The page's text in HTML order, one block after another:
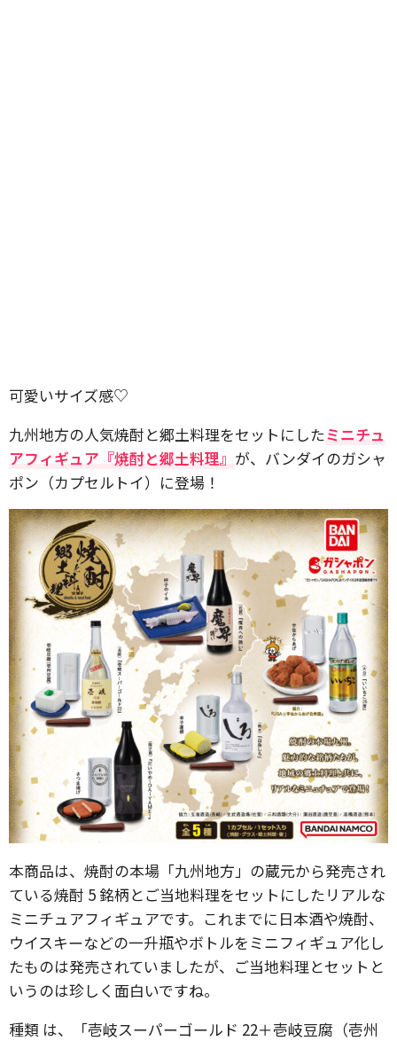
可愛いサイズ感♡
九州地方の人気焼酎と郷土料理をセットにしたミニチュ
アフィギュア『焼酎と郷土料理』 が、バンダイのガシャ
ポン（カプセルトイ）に登場！
本商品は、焼酎の本場「九州地方」の蔵元から発売され
ている焼酎 5 銘柄とご当地料理をセットにしたリアルな
ミニチュアフィギュアです。これまでに日本酒や焼酎、
ウイスキーなどの一升瓶やボトルをミニフィギュア化し
たものは発売されていましたが、ご当地料理とセットと
いうのは珍しく面白いですね。
種類 は、「壱岐スーパーゴールド 22＋壱岐豆腐（壱州